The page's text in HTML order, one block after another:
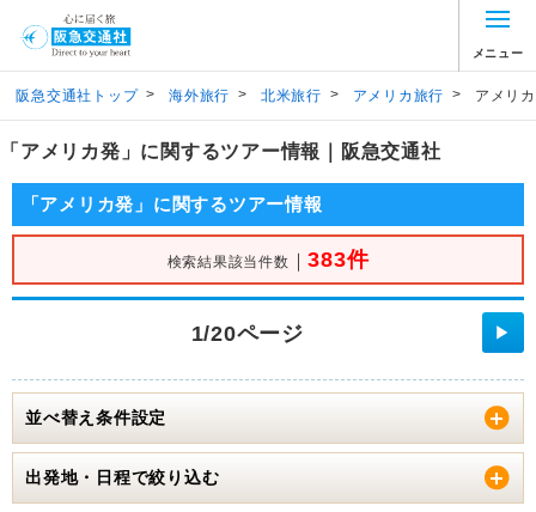
メニュー
阪急交通社トップ > 海外旅行 > 北米旅行 > アメリカ旅行 > アメリ
「アメリカ発」に関するツアー情報｜阪急交通社
「アメリカ発」に関するツアー情報
検索結果該当件数 ｜383件
1/20ページ ▶
並べ替え条件設定
出発地・日程で絞り込む